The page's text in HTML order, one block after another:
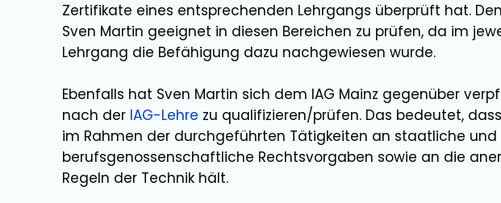
Zertifikate eines entsprechenden Lehrgangs überprüft hat.
Sven Martin geeignet in diesen Bereichen zu prüfen, da im
Lehrgang die Befähigung dazu nachgewiesen wurde.
Ebenfalls hat Sven Martin sich dem IAG Mainz gegenüber
nach der IAG-Lehre zu qualifizieren/prüfen. Das bedeutet,
im Rahmen der durchgeführten Tätigkeiten an staatliche und
berufsgenossenschaftliche Rechtsvorgaben sowie an die
Regeln der Technik hält.